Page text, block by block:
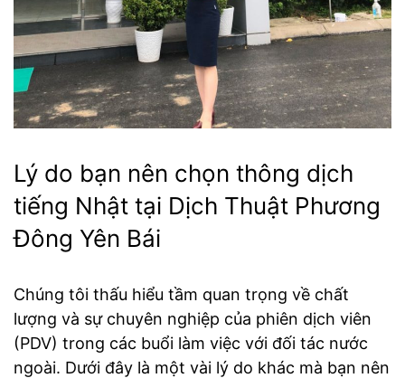
Lý do bạn nên chọn thông dịch
tiếng Nhật tại Dịch Thuật Phương
Đông Yên Bái
Chúng tôi thấu hiểu tầm quan trọng về chất
lượng và sự chuyên nghiệp của phiên dịch viên
(PDV) trong các buổi làm việc với đối tác nước
ngoài. Dưới đây là một vài lý do khác mà bạn nên